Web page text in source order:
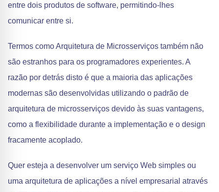
entre dois produtos de software, permitindo-lhes
comunicar entre si.
Termos como Arquitetura de Microsserviços também não
são estranhos para os programadores experientes. A
razão por detrás disto é que a maioria das aplicações
modernas são desenvolvidas utilizando o padrão de
arquitetura de microsserviços devido às suas vantagens,
como a flexibilidade durante a implementação e o design
fracamente acoplado.
Quer esteja a desenvolver um serviço Web simples ou
uma arquitetura de aplicações a nível empresarial através